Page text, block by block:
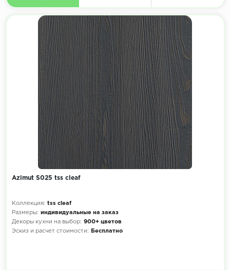
Azimut S025 tss cleaf
Коллекция: tss cleaf
Размеры: индивидуальные на заказ
Декоры кухни на выбор: 900+ цветов
Эскиз и расчет стоимости:
Бесплатно